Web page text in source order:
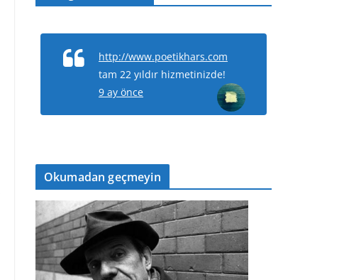
http://www.poetikhars.com
tam 22 yıldır hizmetinizde!
9 ay önce
Okumadan geçmeyin